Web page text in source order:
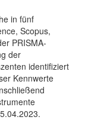
in fünf
Scopus,
PRISMA-
der
identifiziert
Kennwerte